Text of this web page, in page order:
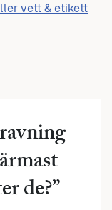
vett & etikett
de?”